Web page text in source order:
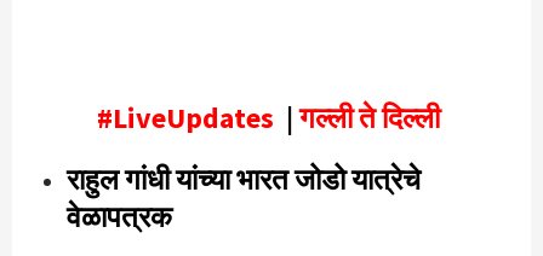
#LiveUpdates |गल्ली ते दिल्ली
राहुल गांधी यांच्या भारत जोडो यात्रेचे
वेळापत्रक